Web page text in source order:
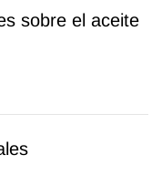
sobre el aceite